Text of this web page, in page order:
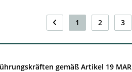
1 2 3
gemäß Artikel 19 MAR